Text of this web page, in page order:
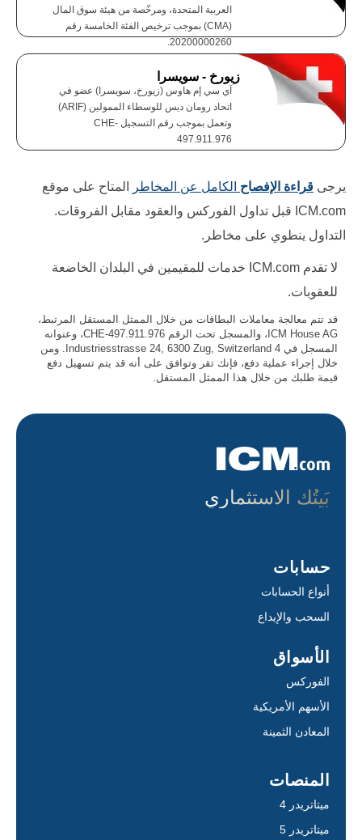
العربية المتحدة، ومرخّصة من هيئة سوق المال
(CMA) بموجب ترخيص الفئة الخامسة رقم
20200000260.
زيورخ - سويسرا
آي سي إم هاوس (زيورخ، سويسرا) عضو في
اتحاد رومان ديس للوسطاء الممولين (ARIF)
وتعمل بموجب رقم التسجيل CHE-
497.911.976
يرجى قراءة الإفصاح الكامل عن المخاطر
المتاح على موقع
ICM.com قبل تداول الفوركس والعقود مقابل الفروقات.
التداول ينطوي على مخاطر.
لا تقدم ICM.com خدمات للمقيمين في البلدان الخاضعة
للعقوبات.
قد تتم معالجة معاملات البطاقات من خلال الممثل المستقل المرتبط،
ICM House AG، والمسجل تحت الرقم CHE-497.911.976، وعنوانه
المسجل في 4 Industriesstrasse 24, 6300 Zug, Switzerland. ومن
خلال إجراء عملية دفع، فإنك تقر وتوافق على أنه قد يتم تسهيل دفع
قيمة طلبك من خلال هذا الممثل المستقل.
بَيتُك الاستثماري
حسابات
أنواع الحسابات
السحب والإيداع
الأسواق
الفوركس
الأسهم الأمريكية
المعادن الثمينة
المنصات
ميتاتريدر 4
ميتاتريدر 5